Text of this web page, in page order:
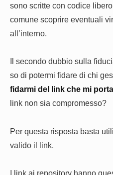
sono scritte con codice
comune scoprire eventuali
all’interno.
Il secondo dubbio sulla
so di potermi fidare di chi
fidarmi del link che mi
link non sia compromesso?
Per questa risposta basta
valido il link.
I link ai repository hanno